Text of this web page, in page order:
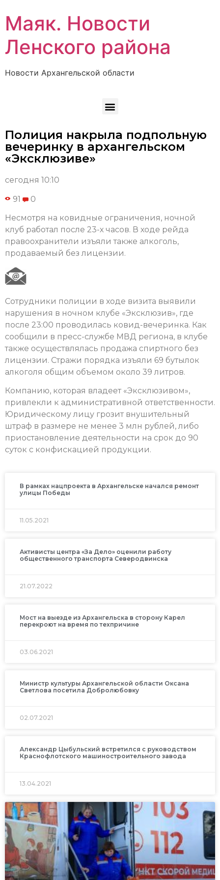
Маяк. Новости
Ленского района
Новости Архангельской области
Полиция накрыла подпольную
вечеринку в архангельском
«Эксклюзиве»
сегодня 10:10
91 0
Несмотря на ковидные ограничения, ночной
клуб работал после 23-х часов. В ходе рейда
правоохранители изъяли также алкоголь,
продаваемый без лицензии.
Сотрудники полиции в ходе визита выявили
нарушения в ночном клубе «Эксклюзив», где
после 23:00 проводилась ковид-вечеринка. Как
сообщили в пресс-службе МВД региона, в клубе
также осуществлялась продажа спиртного без
лицензии. Стражи порядка изъяли 69 бутылок
алкоголя общим объемом около 39 литров.
Компанию, которая владеет «Эксклюзивом»,
привлекли к административной ответственности.
Юридическому лицу грозит внушительный
штраф в размере не менее 3 млн рублей, либо
приостановление деятельности на срок до 90
суток с конфискацией продукции.
В рамках нацпроекта в Архангельске начался ремонт
улицы Победы
11.05.2021
Активисты центра «За Дело» оценили работу
общественного транспорта Северодвинска
21.07.2022
Мост на выезде из Архангельска в сторону Карел
перекроют на время по техпричине
03.06.2021
Министр культуры Архангельской области Оксана
Светлова посетила Добролюбовку
02.07.2021
Александр Цыбульский встретился с руководством
Краснофлотского машиностроительного завода
13.04.2021